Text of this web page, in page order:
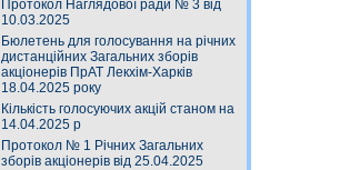
Протокол Наглядової ради № 3 від
10.03.2025
Бюлетень для голосування на річних
дистанційних Загальних зборів
акціонерів ПрАТ Лекхім-Харків
18.04.2025 року
Кількість голосуючих акцій станом на
14.04.2025 р
Протокол № 1 Річних Загальних
зборів акціонерів від 25.04.2025